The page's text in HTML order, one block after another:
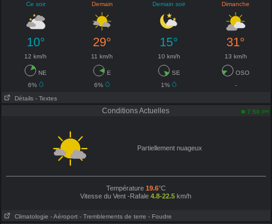
Ce soir
Demain Demain soir Dimanche
10° 29° 15° 31°
12 km/h 11 km/h 10 km/h 13 km/h
NE E SE
OSO
6%
6% 1%
-
Détails - Textes
Conditions Actuelles 7:50 pm
Partiellement nuageux
Température 19.6°C
Vitesse du Vent -Rafale4.8-22.5 km/h
Climatologie - Aéroport - Tremblements de terre - Foudre